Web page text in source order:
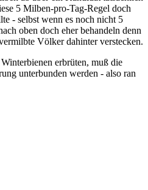
5 Milben-pro-Tag-Regel doch
- selbst wenn es noch nicht 5
oben doch eher behandeln denn
Völker dahinter verstecken.
erbrüten, muß die
unterbunden werden - also ran